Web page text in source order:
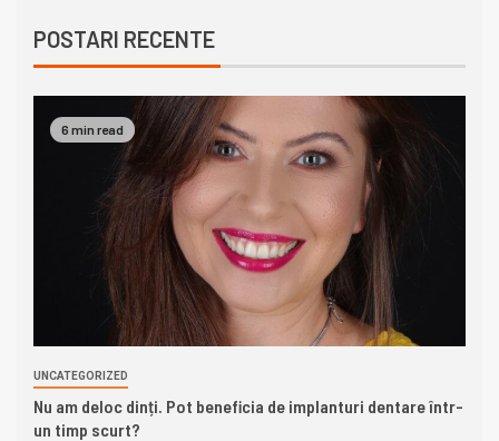
POSTARI RECENTE
6 min read
UNCATEGORIZED
Nu am deloc dinți. Pot beneficia de implanturi dentare într-
un timp scurt?